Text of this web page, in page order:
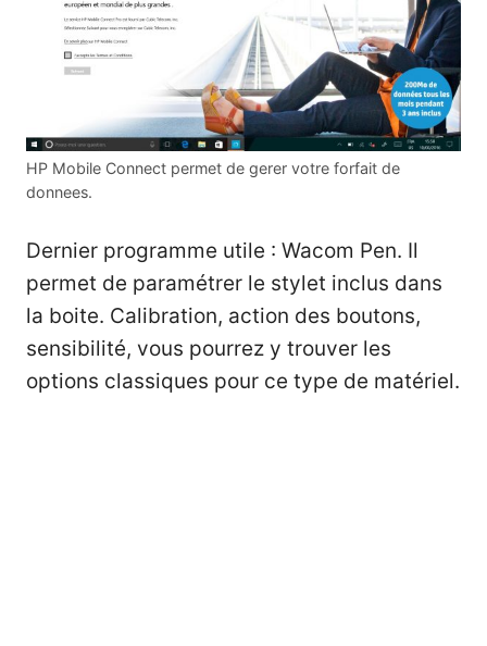
HP Mobile Connect permet de gerer votre forfait de
donnees.
Dernier programme utile : Wacom Pen. Il
permet de paramétrer le stylet inclus dans
la boite. Calibration, action des boutons,
sensibilité, vous pourrez y trouver les
options classiques pour ce type de matériel.